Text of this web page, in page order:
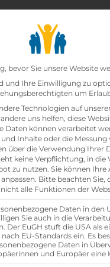
search
groupAnzahl
über 5000
bevor Sie unsere Website
und Ihre Einwilligung zu
um
Technologien auf
uns helfen, diese
Daten können verarbeitet
Inhalte oder die Messung
über die Verwendung Ihrer
keine Verpflichtung, in
zu nutzen. Sie können Ihre
Bitte beachten Sie,
alle Funktionen der
Daten in den
Sie auch in die
Der EuGH stuft die USA als
EU-Standards ein. Es
Daten in
und Europäer